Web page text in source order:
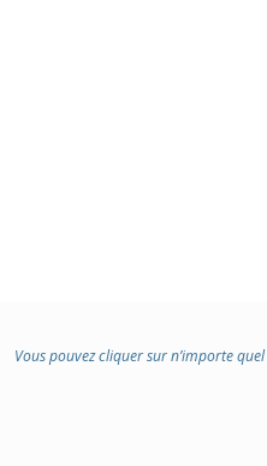
Vous pouvez cliquer sur n’importe